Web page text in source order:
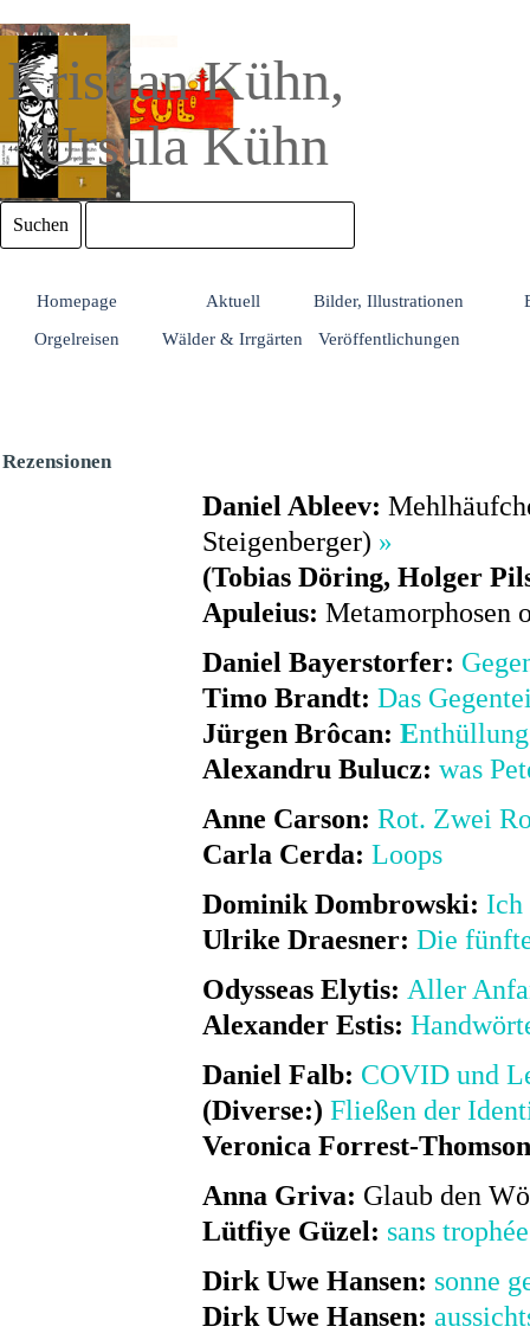
Kristian Kühn,
Ursula Kühn
Suchen
Homepage Aktuell Bilder, Illustrationen
Orgelreisen
Wälder & Irrgärten Veröffentlichungen
Rezensionen
Daniel Ableev:
Steigenberger) »
(Tobias Döring, Holger
Apuleius: Metamorphosen
Daniel Bayerstorfer:
Timo Brandt:Das
Jürgen Brôcan:E
Alexandru Bulucz:was
Anne Carson:Rot. Zwei
Carla Cerda:Loops
Dominik Dombrowski: Ich
Ulrike Draesner: Die
Odysseas Elytis: Aller
Alexander Estis:
Daniel Falb: COVID und
(Diverse:) Fließen der
Veronica Forrest-
Anna Griva: Glaub den
Lütfiye Güzel: sans trophée
Dirk Uwe Hansen: sonne
Dirk Uwe Hansen: